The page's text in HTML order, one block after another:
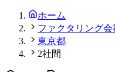
ホーム
ファクタリング会
東京都
2社間